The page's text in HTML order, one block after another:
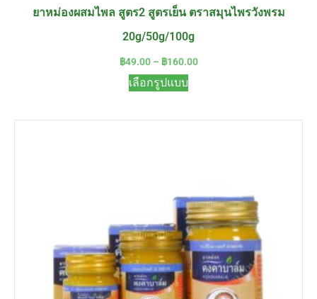
ยาหม่องผสมไพล สูตร2 สูตรเย็น ตราสมุนไพรวังพรม
20g/50g/100g
฿49.00 – ฿160.00
เลือกรูปแบบ